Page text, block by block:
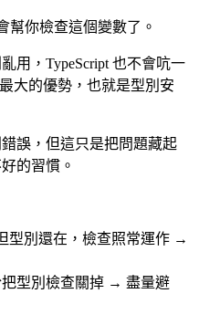
幫你檢查這個變數了。
用，TypeScript 也不會吭一
大的優勢，也就是型別安
誤，但這只是把問題藏起
的習慣。
型別還在，檢查照常運作 →
把型別檢查關掉 → 盡量避